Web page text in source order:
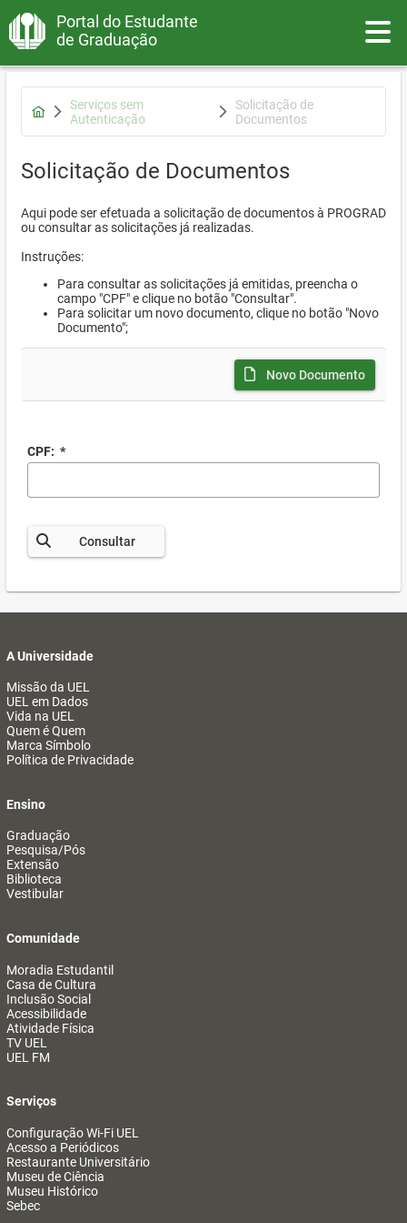
Portal do Estudante
de Graduação
Serviços sem
Autenticação
Solicitação de
Documentos
Solicitação de Documentos
Aqui pode ser efetuada a solicitação de documentos à PROGRAD
ou consultar as solicitações já realizadas.
Instruções:
Para consultar as solicitações já emitidas, preencha o
campo "CPF" e clique no botão "Consultar".
Para solicitar um novo documento, clique no botão "Novo
Documento";
Novo Documento
CPF: *
Consultar
A Universidade
Missão da UEL
UEL em Dados
Vida na UEL
Quem é Quem
Marca Símbolo
Política de Privacidade
Ensino
Graduação
Pesquisa/Pós
Extensão
Biblioteca
Vestibular
Comunidade
Moradia Estudantil
Casa de Cultura
Inclusão Social
Acessibilidade
Atividade Física
TV UEL
UEL FM
Serviços
Configuração Wi-Fi UEL
Acesso a Periódicos
Restaurante Universitário
Museu de Ciência
Museu Histórico
Sebec